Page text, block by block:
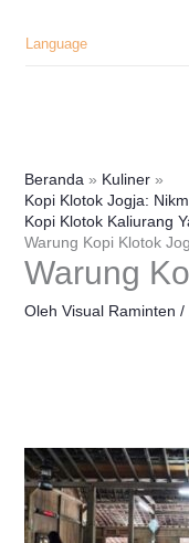
Language
Beranda
Kuliner
Kopi Klotok Jogja:
Kopi Klotok Kaliurang
Warung Kopi Klotok
Warung
Oleh Visual Raminten /